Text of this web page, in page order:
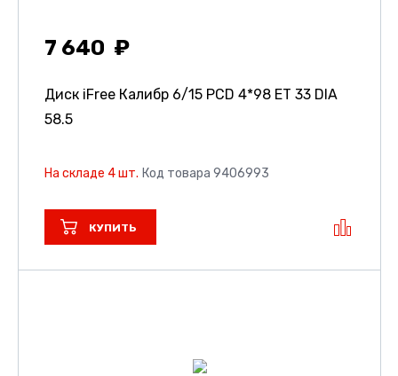
7 640
Диск iFree Калибр 6/15 PCD 4*98 ET 33 DIA
58.5
На складе 4 шт. Код товара 9406993
КУПИТЬ